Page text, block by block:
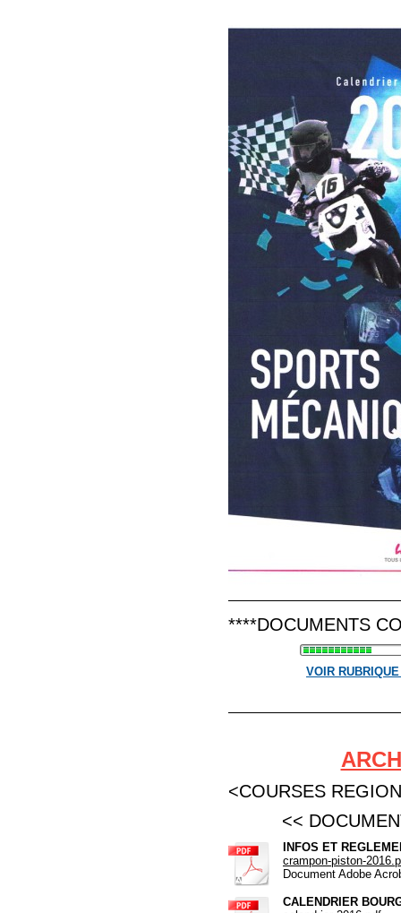
****DOCUMENTS
VOIR
<COURSES
<<
INFOS ET
crampon-piston-
Document Adobe
CALENDRIER